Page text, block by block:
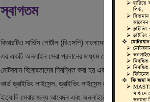
স্বাগতম
বিআরটিএ সার্ভিস পোর্টাল (বিএসপি) বাংলাদেশ রোড ট্রান্সপোর্ট
এর একটি অনলাইন সেবা প্রদানের মাধ্যম যেখানে ড্রাইভার,
মোটরযান বিক্রেতাদের নিবন্ধিত করা হয় এবং শিক্ষানবিশ
কার্ড ড্রাইভিং লাইসেন্স, ড্রাইভিং লাইসেন্স নবায়ন, ডুপ্লিকেট
ইত্যাদি সেবার জন্য আবেদন এবং অনলাইনে ফি প্রদান করা